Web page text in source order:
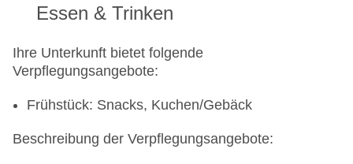
Essen & Trinken
Ihre Unterkunft bietet folgende
Verpflegungsangebote:
Frühstück: Snacks, Kuchen/Gebäck
Beschreibung der Verpflegungsangebote: